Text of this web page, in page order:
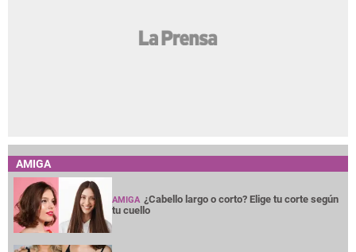
AMIGA
AMIGA ¿Cabello largo o corto? Elige tu corte según
tu cuello